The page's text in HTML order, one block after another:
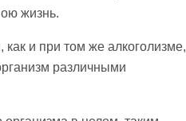
жизнь.
как и при том же алкоголизме,
различными